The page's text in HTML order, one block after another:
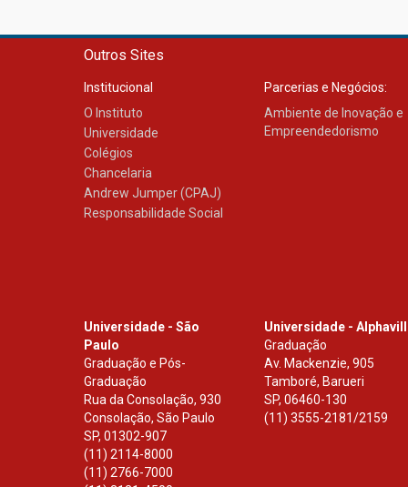
Outros Sites
Institucional
O Instituto
Universidade
Colégios
Chancelaria
Andrew Jumper (CPAJ)
Responsabilidade Social
Parcerias e Negócios:
Ambiente de Inovação e
Empreendedorismo
Universidade - São
Paulo
Graduação e Pós-
Graduação
Rua da Consolação, 930
Consolação, São Paulo
SP, 01302-907
(11) 2114-8000
(11) 2766-7000
Universidade -
Graduação
Av. Mackenzie, 905
Tamboré, Barueri
SP,06460-130
(11) 3555-2181/2159